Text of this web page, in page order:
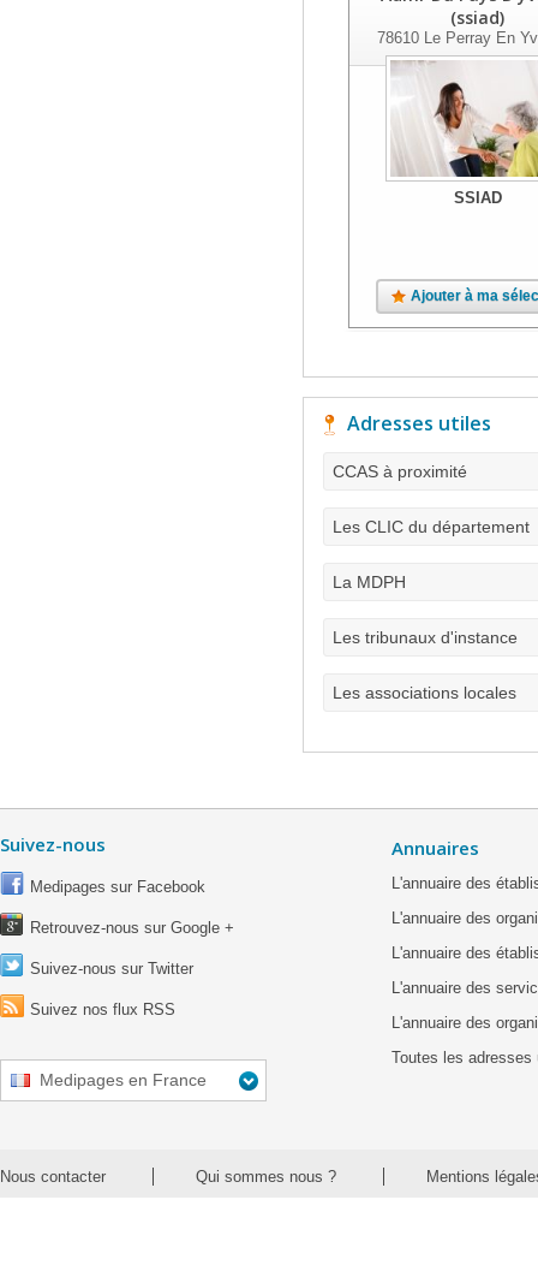
(ssiad)
78610Le Perray En
SSIAD
Ajouter à ma
Adresses utiles
CCAS à proximité
Les CLIC du département
La MDPH
Les tribunaux d'instance
Les associations locales
Suivez-nous
Medipages sur Facebook
Retrouvez-nous sur Google +
Suivez-nous sur Twitter
Suivez nos flux RSS
Medipages en France
Annuaires
L'annuaire des
L'annuaire des
L'annuaire des
L'annuaire des
L'annuaire des
Toutes les adresses
Nous contacter Qui sommes nous ? Mentions